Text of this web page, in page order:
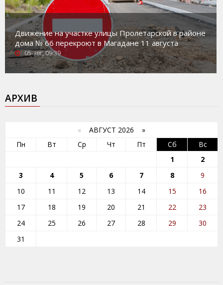
Движение на участке улицы Пролетарской в районе
дома № 66 перекроют в Магадане 11 августа
05-авг, 09:39
АРХИВ
« АВГУСТ 2026 »
Пн
Вт Ср Чт Пт Сб
Вс
1
2
3
4 5 6 7 8
9
10
11 12 13 14 15
16
17
18 19 20 21 22
23
24
25 26 27 28 29
30
31